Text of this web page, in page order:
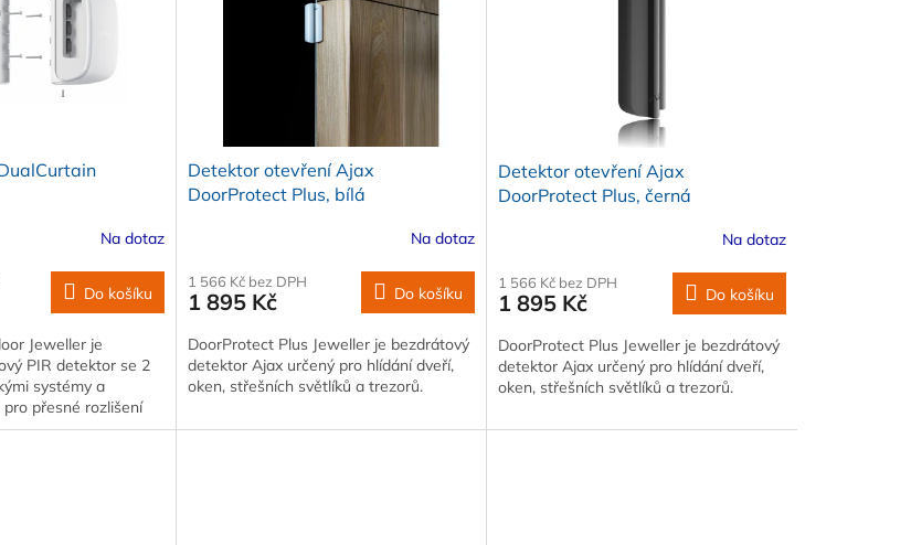
Na dotaz
Do košíku
Jeweller je
PIR detektor se 2
systémy a
přesné rozlišení
Detektor otevření Ajax
DoorProtect Plus, bílá
Na dotaz
1 566 Kč bez DPH
1 895 Kč Do košíku
DoorProtect Plus Jeweller je bezdrátový
detektor Ajax určený pro hlídání dveří,
oken, střešních světlíků a trezorů.
Detektor otevření Ajax
DoorProtect Plus, černá
Na dotaz
1 566 Kč bez DPH
1 895 Kč Do košíku
DoorProtect Plus Jeweller je bezdrátový
detektor Ajax určený pro hlídání dveří,
oken, střešních světlíků a trezorů.